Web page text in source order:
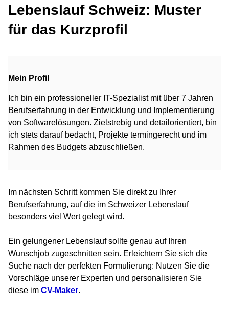
Lebenslauf Schweiz: Muster
für das Kurzprofil
Mein Profil
Ich bin ein professioneller IT-Spezialist mit über 7 Jahren
Berufserfahrung in der Entwicklung und Implementierung
von Softwarelösungen. Zielstrebig und detailorientiert, bin
ich stets darauf bedacht, Projekte termingerecht und im
Rahmen des Budgets abzuschließen.
Im nächsten Schritt kommen Sie direkt zu Ihrer
Berufserfahrung, auf die im Schweizer Lebenslauf
besonders viel Wert gelegt wird.
Ein gelungener Lebenslauf sollte genau auf Ihren
Wunschjob zugeschnitten sein. Erleichtern Sie sich die
Suche nach der perfekten Formulierung: Nutzen Sie die
Vorschläge unserer Experten und personalisieren Sie
diese im CV-Maker.